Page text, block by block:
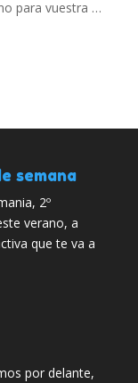
para vuestra …
semana
2º
verano, a
que te va a
por delante,